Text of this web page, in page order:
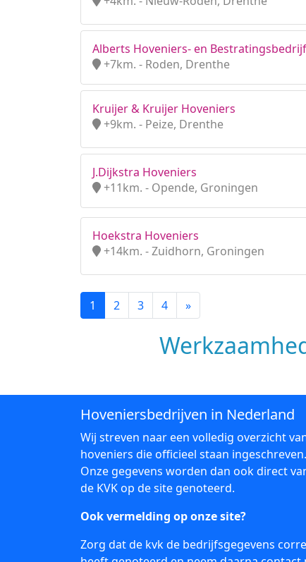
Alberts Hoveniers- en Bestratingsbedrijf
+7km. - Roden, Drenthe
Kruijer & Kruijer Hoveniers
+9km. - Peize, Drenthe
J.Dijkstra Hoveniers
+11km. - Opende, Groningen
Hoekstra Hoveniers
+14km. - Zuidhorn, Groningen
1 2 3 4 »
Hoveniersbedrijven in Nederland
Wij streven naar een volledig overzicht
hoveniers die officieel staan ingeschreven.
Onze gegevens worden dan ook direct
de KVK op de site genoteerd.
Ook vermelding op onze site?
Zorg dat de kvk de bedrijfsgegevens